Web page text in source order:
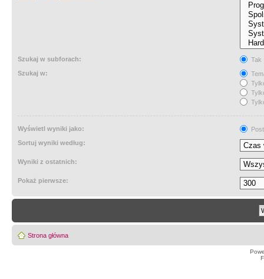
Szukaj w subforach:
Tak
Szukaj w:
Wyświetl wyniki jako:
Sortuj wyniki według:
Wyniki z ostatnich:
Pokaż pierwsze:
Strona główna